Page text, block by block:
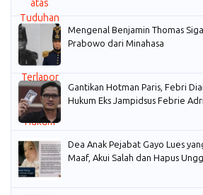
Mengenal Benjamin Thomas
Prabowo dari Minahasa
Gantikan Hotman Paris, Febri
Hukum Eks Jampidsus Febrie
Dea Anak Pejabat Gayo Lues
Maaf, Akui Salah dan Hapus